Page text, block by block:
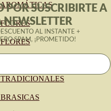
POR SUSCRIBIRTE A
NEWSLETTER
AL INSTANTE +
SPAM, ¡PROMETIDO!